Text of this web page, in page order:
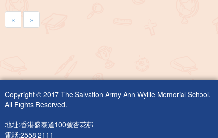
« »
Copyright © 2017 The Salvation Army Ann Wyllie Memorial School.
All Rights Reserved.
地址:香港盛泰道100號杏花邨
電話:2558 2111